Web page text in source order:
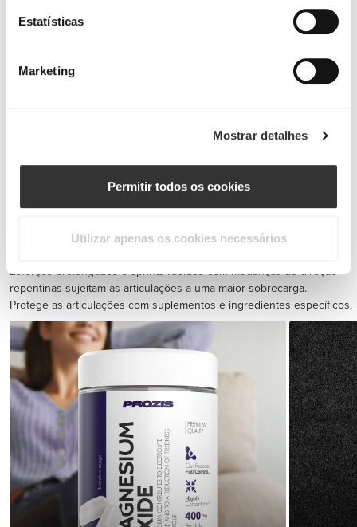
Estatísticas
Marketing
Mostrar detalhes
Permitir todos os cookies
Utilizar apenas os cookies necessários
BCAA 8:1:1 180 tabs €19.99
Esforços prolongados e sprints rápidos com mudanças de direção
repentinas sujeitam as articulações a uma maior sobrecarga.
Protege as articulações com suplementos e ingredientes específicos.